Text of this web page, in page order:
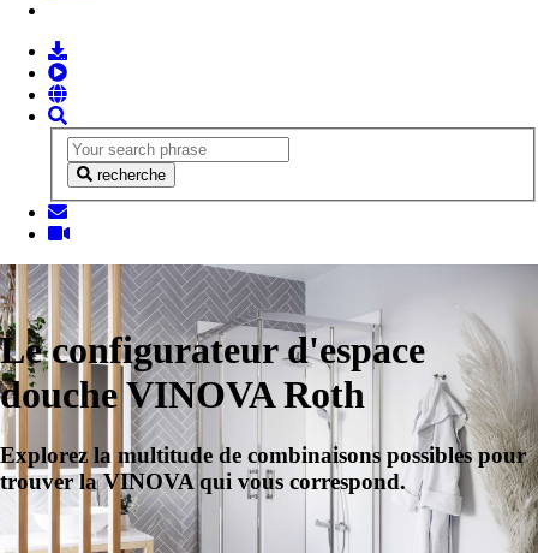
recherche
Le configurateur d'espace
douche VINOVA Roth
Explorez la multitude de combinaisons possibles pour
trouver la VINOVA qui vous correspond.